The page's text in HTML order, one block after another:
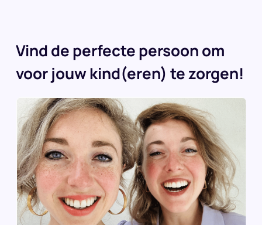
Vind de perfecte persoon om
voor jouw kind(eren) te zorgen!